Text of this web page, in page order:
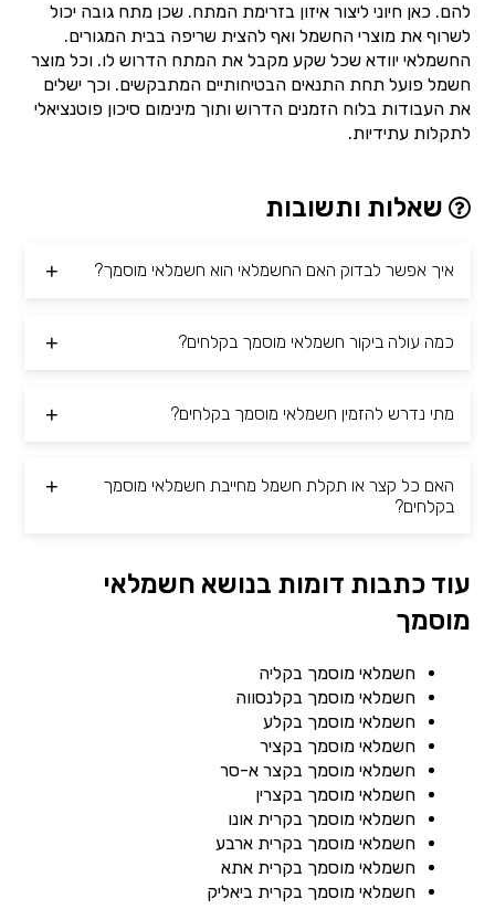
להם. כאן חיוני ליצור איזון בזרימת המתח. שכן מתח גובה יכול
לשרוף את מוצרי החשמל ואף להצית שריפה בבית המגורים.
החשמלאי יוודא שכל שקע מקבל את המתח הדרוש לו. וכל מוצר
חשמל פועל תחת התנאים הבטיחותיים המתבקשים. וכך ישלים
את העבודות בלוח הזמנים הדרוש ותוך מינימום סיכון פוטנציאלי
לתקלות עתידיות.
שאלות ותשובות
איך אפשר לבדוק האם החשמלאי הוא חשמלאי מוסמך?
כמה עולה ביקור חשמלאי מוסמך בקלחים?
מתי נדרש להזמין חשמלאי מוסמך בקלחים?
האם כל קצר או תקלת חשמל מחייבת חשמלאי מוסמך
בקלחים?
עוד כתבות דומות בנושא חשמלאי
מוסמך
חשמלאי מוסמך בקליה
חשמלאי מוסמך בקלנסווה
חשמלאי מוסמך בקלע
חשמלאי מוסמך בקציר
חשמלאי מוסמך בקצר א-סר
חשמלאי מוסמך בקצרין
חשמלאי מוסמך בקרית אונו
חשמלאי מוסמך בקרית ארבע
חשמלאי מוסמך בקרית אתא
חשמלאי מוסמך בקרית ביאליק